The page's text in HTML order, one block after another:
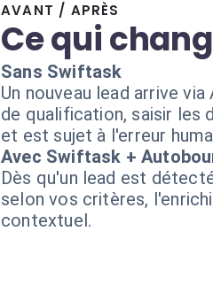
AVANT / APRÈS
Ce qui
Sans Swiftask
Un nouveau lead arrive
de qualification, saisir les
et est sujet à l'erreur
Avec Swiftask +
Dès qu'un lead est
selon vos critères,
contextuel.